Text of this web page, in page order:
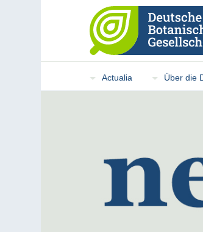
Actualia Über die